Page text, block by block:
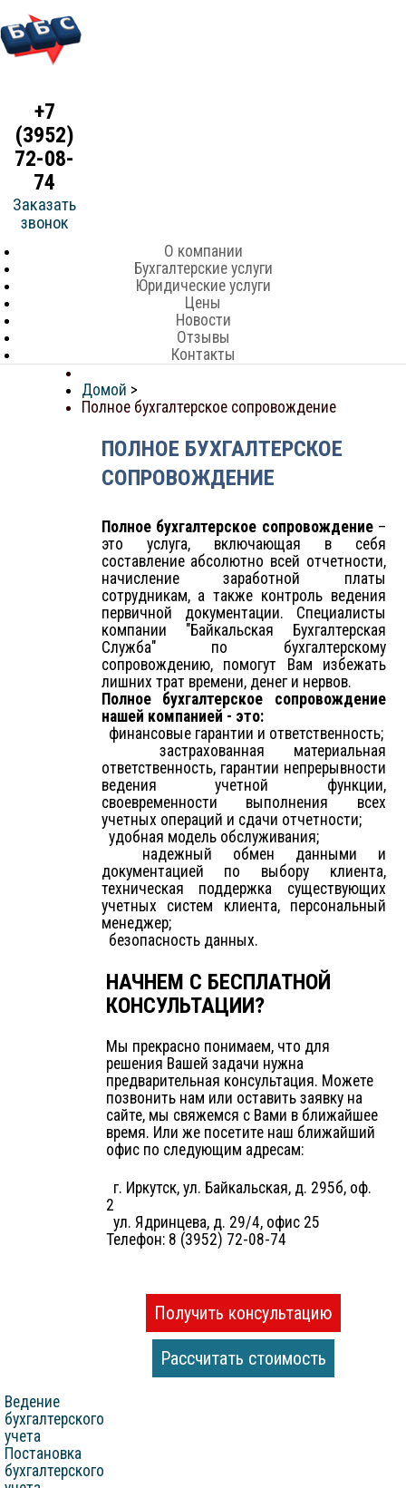
+7
(3952)
72-08-
74
Заказать
звонок
О компании
Бухгалтерские услуги
Юридические услуги
Цены
Новости
Отзывы
Контакты
Домой >
Полное бухгалтерское сопровождение
ПОЛНОЕ БУХГАЛТЕРСКОЕ
СОПРОВОЖДЕНИЕ
Полное бухгалтерское сопровождение–
это услуга, включающая в себя
составление абсолютно всей отчетности,
начисление заработной платы
сотрудникам, а также контроль ведения
первичной документации. Специалисты
компании "Байкальская Бухгалтерская
Служба" по бухгалтерскому
сопровождению, помогут Вам избежать
лишних трат времени, денег и нервов.
Полное бухгалтерское сопровождение
нашей компанией - это:
финансовые гарантии и ответственность;
застрахованная материальная
ответственность, гарантии непрерывности
ведения учетной функции,
своевременности выполнения всех
учетных операций и сдачи отчетности;
удобная модель обслуживания;
надежный обмен данными и
документацией по выбору клиента,
техническая поддержка существующих
учетных систем клиента, персональный
менеджер;
безопасность данных.
НАЧНЕМ С БЕСПЛАТНОЙ
КОНСУЛЬТАЦИИ?
Мы прекрасно понимаем, что для
решения Вашей задачи нужна
предварительная консультация. Можете
позвонить нам или оставить заявку на
сайте, мы свяжемся с Вами в ближайшее
время. Или же посетите наш ближайший
офис по следующим адресам:
г. Иркутск, ул. Байкальская, д. 295б, оф.
2
ул. Ядринцева, д. 29/4, офис 25
Телефон: 8 (3952) 72-08-74
Получить консультацию
Рассчитать стоимость
Ведение
бухгалтерского
учета
Постановка
бухгалтерского